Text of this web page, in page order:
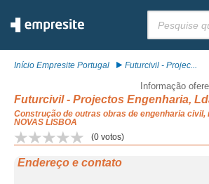
Início Empresite Portugal Futurcivil - Projec...
Informação
Futurcivil - Projectos Engenharia,
Construção de outras obras de engenharia civil,
NOVAS LISBOA
(0 votos)
Endereço e contato